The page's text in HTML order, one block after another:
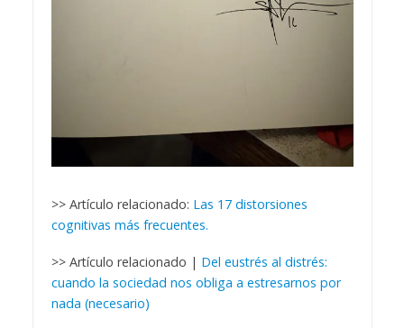
>> Artículo relacionado: Las 17 distorsiones
cognitivas más frecuentes.
>> Artículo relacionado | Del eustrés al distrés:
cuando la sociedad nos obliga a estresarnos por
nada (necesario)